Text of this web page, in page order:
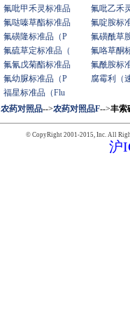
氟吡甲禾灵标准品
氟吡乙禾
氟哒嗪草酯标准品
氟啶胺标
氟磺隆标准品（P
氟磺酰草
氟硫草定标准品（
氟咯草酮
氟氰戊菊酯标准品
氟酰胺标
氟幼脲标准品（P
腐霉利（
福星标准品（Flu
农药对照品-->农药对照品F-->丰索
© CopyRight 2001-2015, Inc. All
沪